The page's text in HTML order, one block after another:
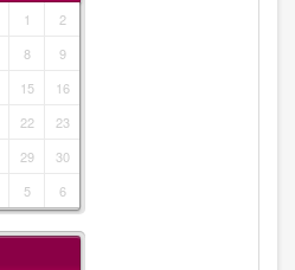
1
2
8
9
15
16
22
23
29
30
5 6